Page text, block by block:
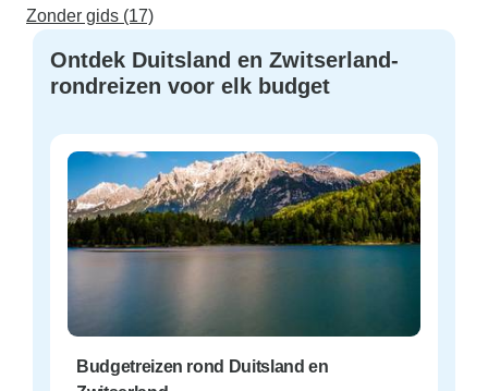
Zonder gids (17)
Ontdek Duitsland en Zwitserland-
rondreizen voor elk budget
Budgetreizen rond Duitsland en